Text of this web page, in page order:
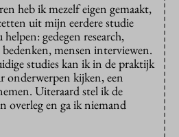
heb ik mezelf eigen gemaakt,
uit mijn eerdere studie
gedegen research,
mensen interviewen.
studies kan ik in de praktijk
onderwerpen kijken, een
Uiteraard stel ik de
overleg en ga ik niemand